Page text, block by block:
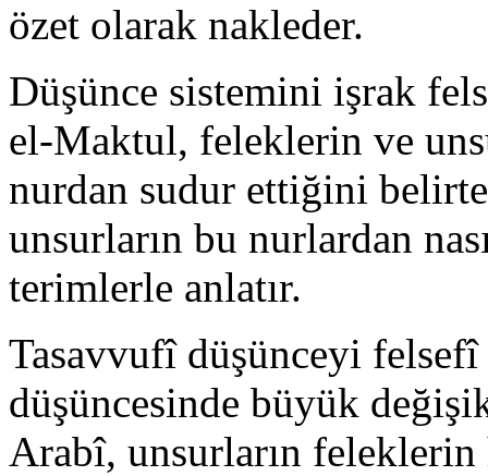
özet olarak nakleder.
Düşünce sistemini işrak
el-Maktul, felek­lerin ve
nurdan sudur ettiğini
unsurların bu nur­lardan
terimlerle anlatır.
Tasavvufî düşünceyi
düşüncesinde bü­yük
Arabî, unsurların feleklerin